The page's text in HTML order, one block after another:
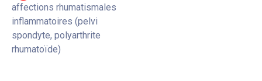
affections rhumatismales
inflammatoires (pelvi
spondyte, polyarthrite
rhumatoïde)